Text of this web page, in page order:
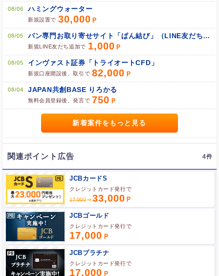
08/06 ハミングウォーター
新規設置で 30,000
08/05 パン専門お取り寄せサイト「ぱん結び」（LINE友だち追加）
新規LINE友だち追加で 1,000
08/05 インヴァスト証券「トライオートCFD」
新規口座開設後、取引で 82,000
08/04 JAPAN共創BASE りろかる
無料会員登録後、発言で 750
新着案件をもっと見る
関連ポイント広告 4
JCBカードS
クレジットカード発行で
17,000
33,000
JCBゴールド
クレジットカード発行で
17,000
JCBプラチナ
クレジットカード発行で
17,000